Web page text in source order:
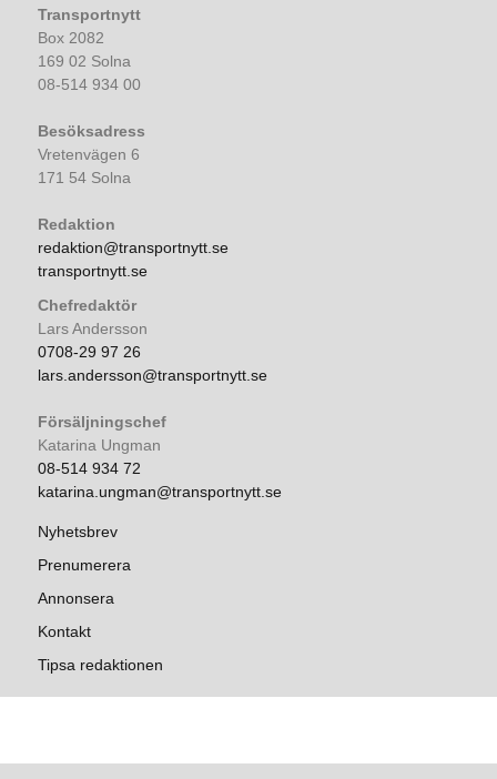
Transportnytt
Box 2082
169 02 Solna
08-514 934 00
Besöksadress
Vretenvägen 6
171 54 Solna
Redaktion
redaktion@transportnytt.se
transportnytt.se
Chefredaktör
Lars Andersson
0708-29 97 26
lars.andersson@transportnytt.se
Försäljningschef
Katarina Ungman
08-514 934 72
katarina.ungman@transportnytt.se
Nyhetsbrev
Prenumerera
Annonsera
Kontakt
Tipsa redaktionen